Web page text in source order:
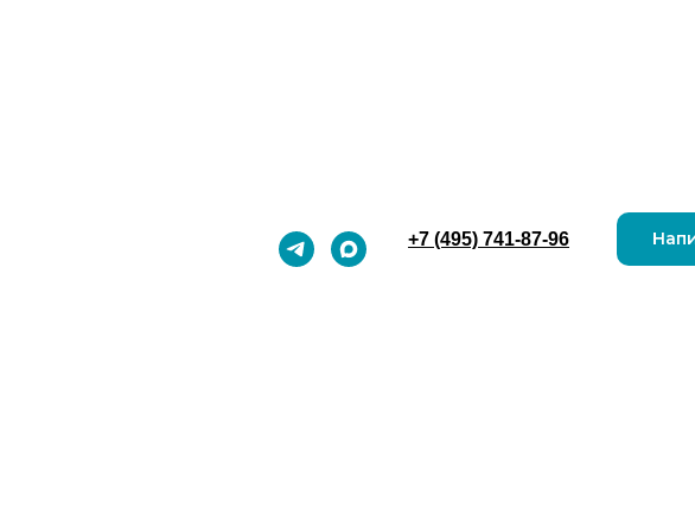
+7 (495) 741-87-96